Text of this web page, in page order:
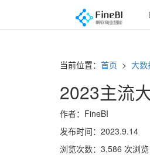
当前位置： 首页 > 大数
2023主流
作者：FineBI
发布时间：2023.9.14
浏览次数：3,586 次浏览